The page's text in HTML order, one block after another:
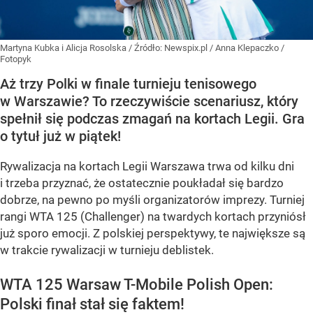
Martyna Kubka i Alicja Rosolska / Źródło: Newspix.pl / Anna Klepaczko /
Fotopyk
Aż trzy Polki w finale turnieju tenisowego
w Warszawie? To rzeczywiście scenariusz, który
spełnił się podczas zmagań na kortach Legii. Gra
o tytuł już w piątek!
Rywalizacja na kortach Legii Warszawa trwa od kilku dni
i trzeba przyznać, że ostatecznie poukładał się bardzo
dobrze, na pewno po myśli organizatorów imprezy. Turniej
rangi WTA 125 (Challenger) na twardych kortach przyniósł
już sporo emocji. Z polskiej perspektywy, te największe są
w trakcie rywalizacji w turnieju deblistek.
WTA 125 Warsaw T-Mobile Polish Open:
Polski finał stał się faktem!